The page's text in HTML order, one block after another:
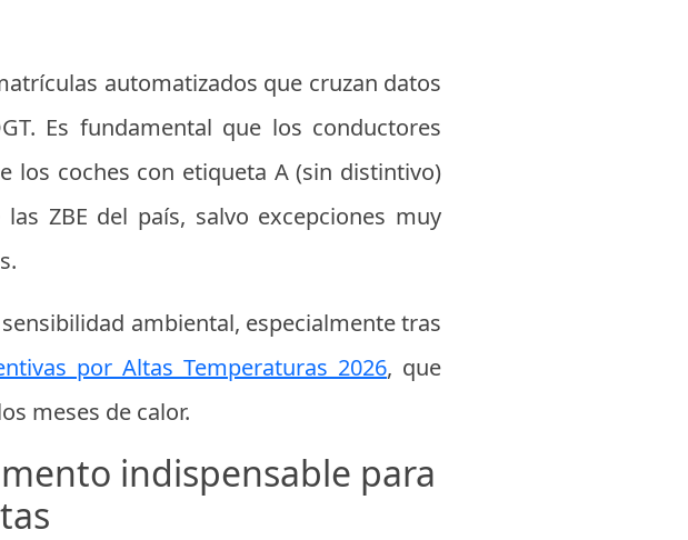
automatizados que cruzan datos
Es fundamental que los conductores
los coches con etiqueta A (sin distintivo)
ZBE del país, salvo excepciones muy
ambiental, especialmente tras
por Altas Temperaturas 2026, que
meses de calor.
indispensable para